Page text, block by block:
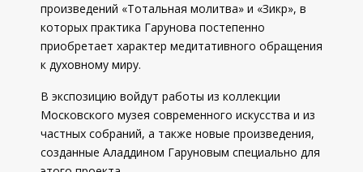
произведений «Тотальная молитва» и «Зикр», в
которых практика Гарунова постепенно
приобретает характер медитативного обращения
к духовному миру.
В экспозицию войдут работы из коллекции
Московского музея современного искусства и из
частных собраний, а также новые произведения,
созданные Аладдином Гаруновым специально для